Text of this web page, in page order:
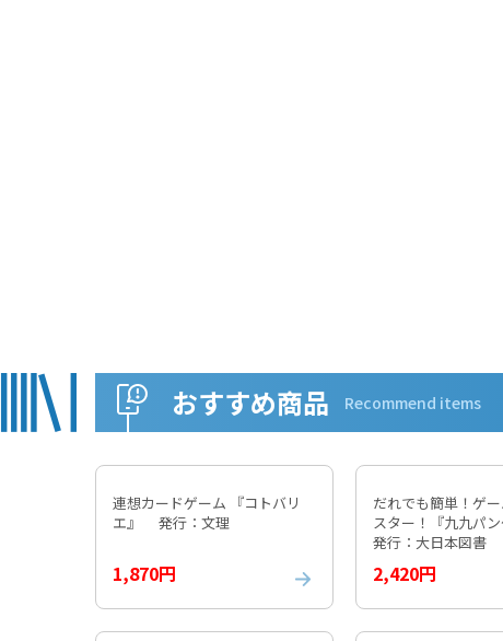
おすすめ商品 Recommend items
連想カードゲーム 『コトバリ
エ』 発行：文理
1,870円
だれでも簡単！ゲ
スター！『九九パン
発行：大日本図書
2,420円